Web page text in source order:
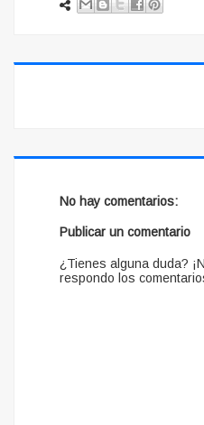
No hay comentarios:
Publicar un comentario
¿Tienes alguna duda?
respondo los